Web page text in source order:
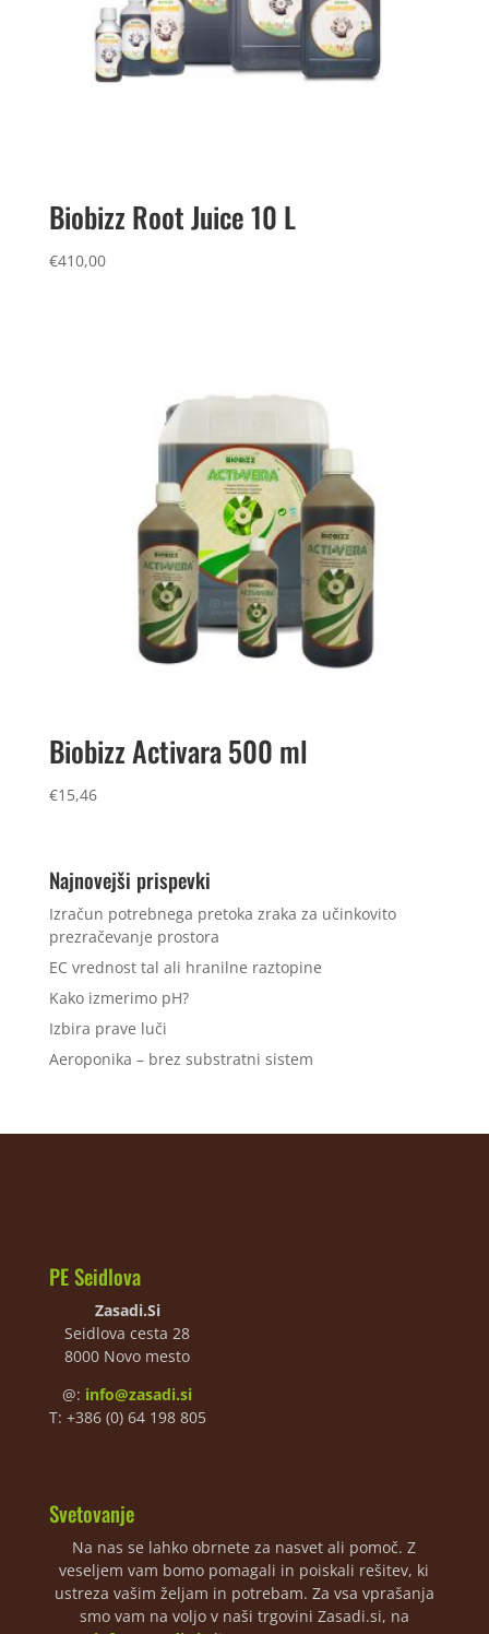
Biobizz Root Juice 10 L
€410,00
Biobizz Activara 500 ml
€15,46
Najnovejši prispevki
Izračun potrebnega pretoka zraka za učinkovito
prezračevanje prostora
EC vrednost tal ali hranilne raztopine
Kako izmerimo pH?
Izbira prave luči
Aeroponika – brez substratni sistem
PE Seidlova
Zasadi.Si
Seidlova cesta 28
8000 Novo mesto
@: info@zasadi.si
T: +386 (0) 64 198 805
Svetovanje
Na nas se lahko obrnete za nasvet ali pomoč. Z
veseljem vam bomo pomagali in poiskali rešitev, ki
ustreza vašim željam in potrebam. Za vsa vprašanja
smo vam na voljo v naši trgovini Zasadi.si, na